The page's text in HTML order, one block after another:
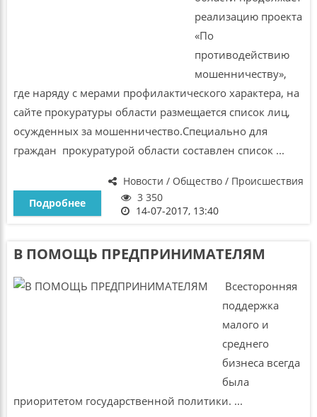
реализацию проекта
«По
противодействию
мошенничеству»,
где наряду с мерами профилактического характера, на
сайте прокуратуры области размещается список лиц,
осужденных за мошенничество.Специально для
граждан прокуратурой области составлен список ...
Новости / Общество / Происшествия
Подробнее
3 350
14-07-2017, 13:40
В ПОМОЩЬ ПРЕДПРИНИМАТЕЛЯМ
Всесторонняя
поддержка
малого и
среднего
бизнеса всегда
была
приоритетом государственной политики. ...